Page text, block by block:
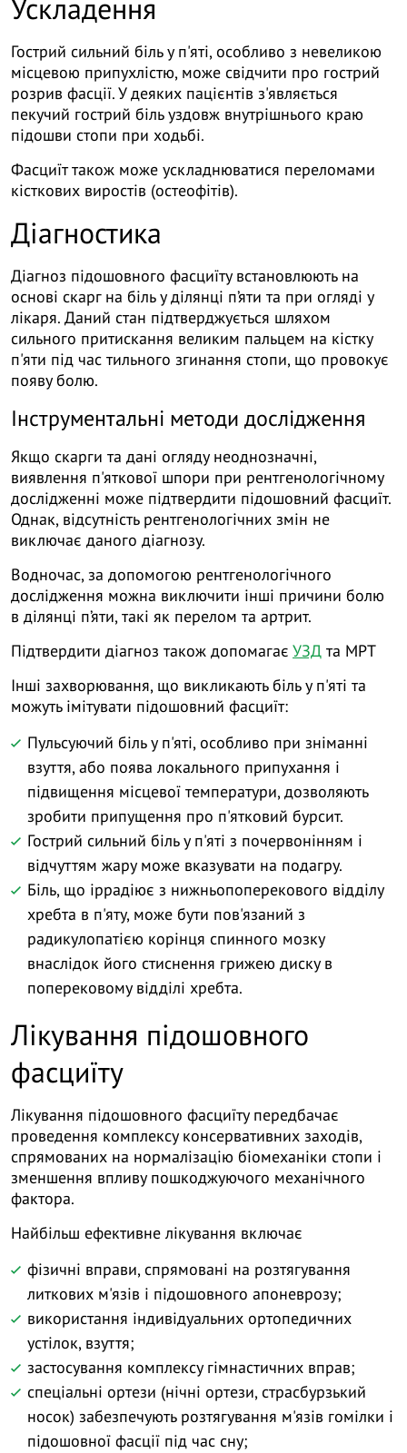
Ускладення
Гострий сильний біль у п'яті, особливо з невеликою
місцевою припухлістю, може свідчити про гострий
розрив фасції. У деяких пацієнтів з'являється
пекучий гострий біль уздовж внутрішнього краю
підошви стопи при ходьбі.
Фасциїт також може ускладнюватися переломами
кісткових виростів (остеофітів).
Діагностика
Діагноз підошовного фасциїту встановлюють на
основі скарг на біль у ділянці п’яти та при огляді у
лікаря. Даний стан підтверджується шляхом
сильного притискання великим пальцем на кістку
п'яти під час тильного згинання стопи, що провокує
появу болю.
Інструментальні методи дослідження
Якщо скарги та дані огляду неоднозначні,
виявлення п'яткової шпори при рентгенологічному
дослідженні може підтвердити підошовний фасциїт.
Однак, відсутність рентгенологічних змін не
виключає даного діагнозу.
Водночас, за допомогою рентгенологічного
дослідження можна виключити інші причини болю
в ділянці п’яти, такі як перелом та артрит.
Підтвердити діагноз також допомагає УЗД та МРТ
Інші захворювання, що викликають біль у п'яті та
можуть імітувати підошовний фасциїт:
Пульсуючий біль у п'яті, особливо при зніманні
взуття, або поява локального припухання і
підвищення місцевої температури, дозволяють
зробити припущення про п'ятковий бурсит.
Гострий сильний біль у п'яті з почервонінням і
відчуттям жару може вказувати на подагру.
Біль, що іррадіює з нижньопоперекового відділу
хребта в п'яту, може бути пов'язаний з
радикулопатією корінця спинного мозку
внаслідок його стиснення грижею диску в
поперековому відділі хребта.
Лікування підошовного
фасциїту
Лікування підошовного фасциїту передбачає
проведення комплексу консервативних заходів,
спрямованих на нормалізацію біомеханіки стопи і
зменшення впливу пошкоджуючого механічного
фактора.
Найбільш ефективне лікування включає
фізичні вправи, спрямовані на розтягування
литкових м'язів і підошовного апоневрозу;
використання індивідуальних ортопедичних
устілок, взуття;
застосування комплексу гімнастичних вправ;
спеціальні ортези (нічні ортези, страсбурзький
носок) забезпечують розтягування м'язів гомілки і
підошовної фасції під час сну;